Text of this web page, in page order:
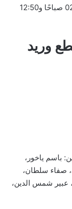
عبر قناة السومرية، ويعاد في الساعة 02:40 صباحًا و12:50
وريد
باسم ياخور،
صفاء سلطان،
عبير شمس الدين،